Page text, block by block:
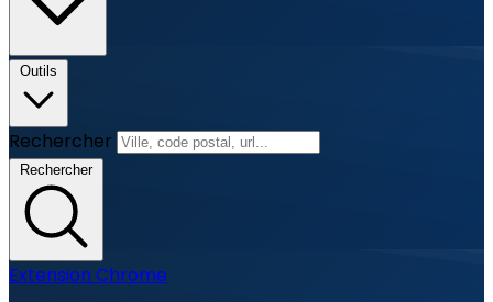
Outils
Rechercher
Rechercher
Extension Chrome